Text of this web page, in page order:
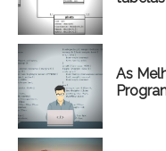
As